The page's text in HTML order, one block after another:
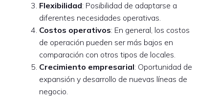
Flexibilidad: Posibilidad de adaptarse a
diferentes necesidades operativas.
Costos operativos: En general, los costos
de operación pueden ser más bajos en
comparación con otros tipos de locales.
Crecimiento empresarial: Oportunidad de
expansión y desarrollo de nuevas líneas de
negocio.